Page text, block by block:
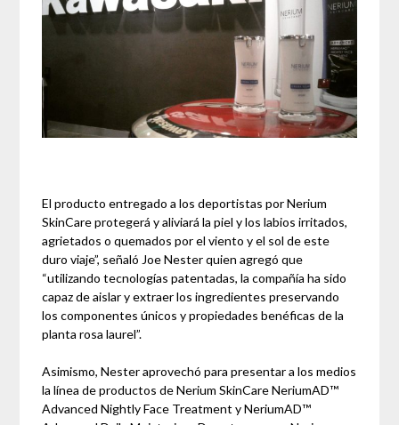
El producto entregado a los deportistas por Nerium
SkinCare protegerá y aliviará la piel y los labios irritados,
agrietados o quemados por el viento y el sol de este
duro viaje”, señaló Joe Nester quien agregó que
“utilizando tecnologías patentadas, la compañía ha sido
capaz de aislar y extraer los ingredientes preservando
los componentes únicos y propiedades benéficas de la
planta rosa laurel”.
Asimismo, Nester aprovechó para presentar a los medios
la línea de productos de Nerium SkinCare NeriumAD™
Advanced Nightly Face Treatment y NeriumAD™